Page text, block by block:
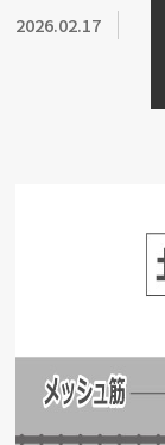
2026.02.17